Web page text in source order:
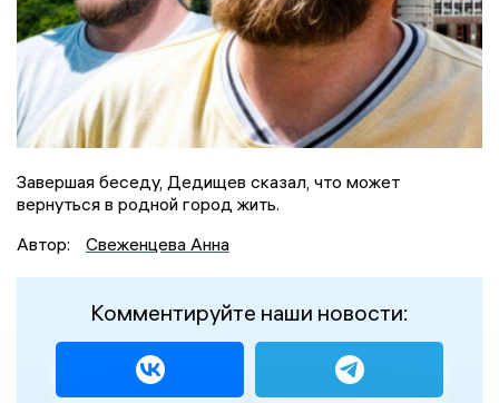
Завершая беседу, Дедищев сказал, что может
вернуться в родной город жить.
Автор:
Свеженцева Анна
Комментируйте наши новости: